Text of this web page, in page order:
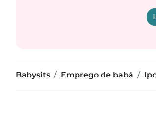
Babysits Emprego de babá